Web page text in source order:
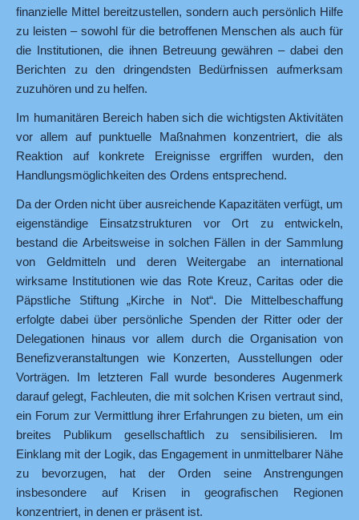
finanzielle Mittel bereitzustellen, sondern auch persönlich Hilfe
zu leisten – sowohl für die betroffenen Menschen als auch für
die Institutionen, die ihnen Betreuung gewähren – dabei den
Berichten zu den dringendsten Bedürfnissen aufmerksam
zuzuhören und zu helfen.
Im humanitären Bereich haben sich die wichtigsten Aktivitäten
vor allem auf punktuelle Maßnahmen konzentriert, die als
Reaktion auf konkrete Ereignisse ergriffen wurden, den
Handlungsmöglichkeiten des Ordens entsprechend.
Da der Orden nicht über ausreichende Kapazitäten verfügt, um
eigenständige Einsatzstrukturen vor Ort zu entwickeln,
bestand die Arbeitsweise in solchen Fällen in der Sammlung
von Geldmitteln und deren Weitergabe an international
wirksame Institutionen wie das Rote Kreuz, Caritas oder die
Päpstliche Stiftung „Kirche in Not“. Die Mittelbeschaffung
erfolgte dabei über persönliche Spenden der Ritter oder der
Delegationen hinaus vor allem durch die Organisation von
Benefizveranstaltungen wie Konzerten, Ausstellungen oder
Vorträgen. Im letzteren Fall wurde besonderes Augenmerk
darauf gelegt, Fachleuten, die mit solchen Krisen vertraut sind,
ein Forum zur Vermittlung ihrer Erfahrungen zu bieten, um ein
breites Publikum gesellschaftlich zu sensibilisieren. Im
Einklang mit der Logik, das Engagement in unmittelbarer Nähe
zu bevorzugen, hat der Orden seine Anstrengungen
insbesondere auf Krisen in geografischen Regionen
konzentriert, in denen er präsent ist.